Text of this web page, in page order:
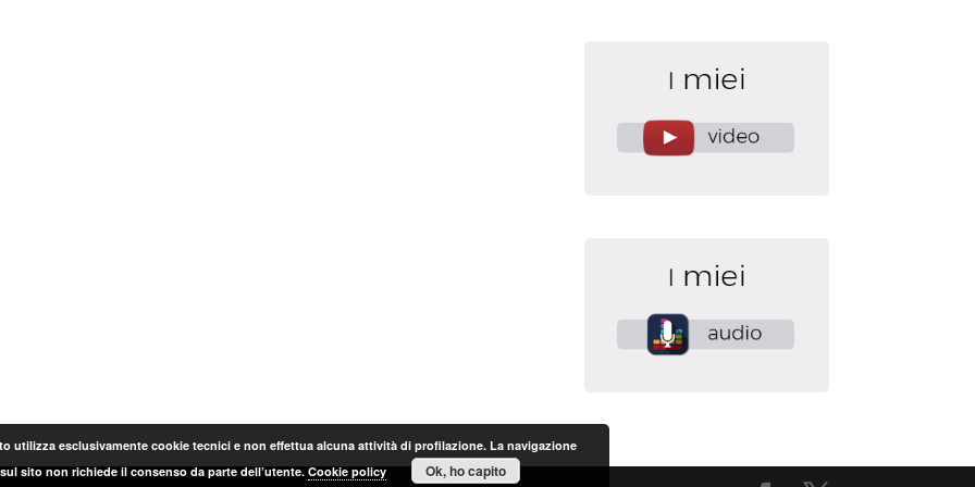
utilizza esclusivamente cookie tecnici e non effettua alcuna attività di profilazione. La navigazione
sul sito non richiede il consenso da parte dell’utente.Cookie policy Ok, ho capito